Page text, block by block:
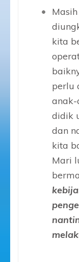
kita
perlu
didik
dan
kita
Mari